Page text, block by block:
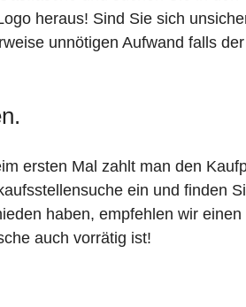
heraus! Sind Sie sich
unnötigen Aufwand falls der
ersten Mal zahlt man den
ein und finden
haben, empfehlen wir einen
auch vorrätig ist!